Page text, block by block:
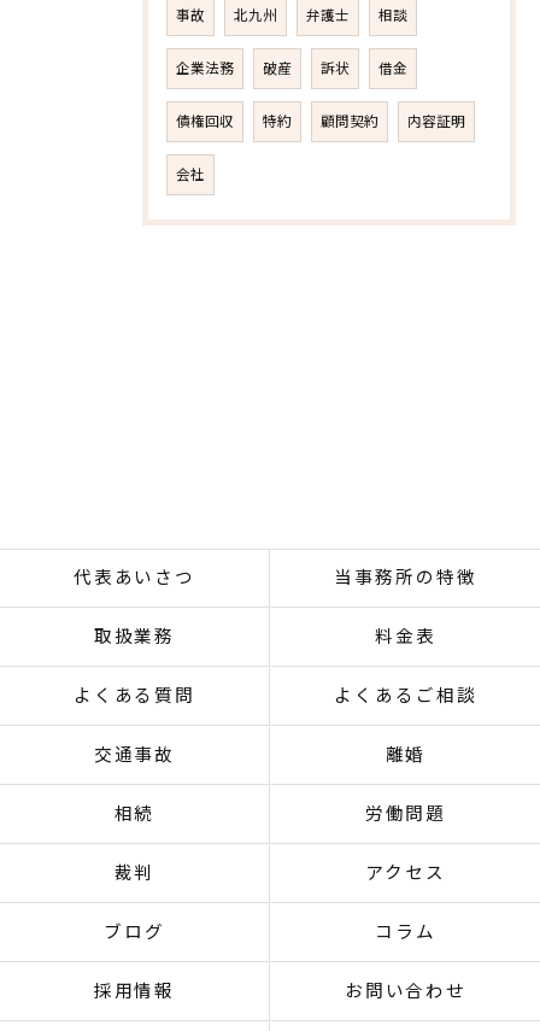
事故 北九州 弁護士 相談
企業法務 破産 訴状 借金
債権回収 特約 顧問契約 内容証明
会社
代表あいさつ 当事務所の特徴
取扱業務 料金表
よくある質問 よくあるご相談
交通事故 離婚
相続 労働問題
裁判 アクセス
ブログ コラム
採用情報 お問い合わせ